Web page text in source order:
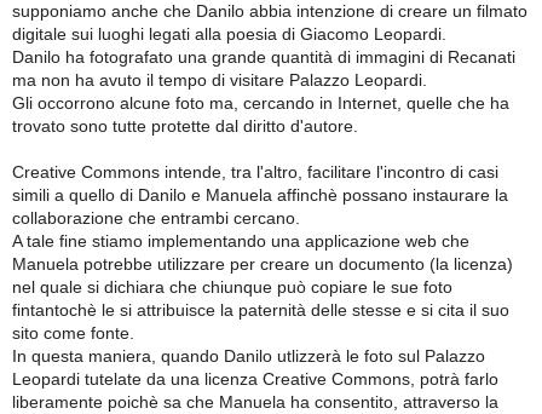
supponiamo anche che Danilo abbia intenzione di creare un filmato
digitale sui luoghi legati alla poesia di Giacomo Leopardi.
Danilo ha fotografato una grande quantità di immagini di Recanati
ma non ha avuto il tempo di visitare Palazzo Leopardi.
Gli occorrono alcune foto ma, cercando in Internet, quelle che ha
trovato sono tutte protette dal diritto d'autore.
Creative Commons intende, tra l'altro, facilitare l'incontro di casi
simili a quello di Danilo e Manuela affinchè possano instaurare la
collaborazione che entrambi cercano.
A tale fine stiamo implementando una applicazione web che
Manuela potrebbe utilizzare per creare un documento (la licenza)
nel quale si dichiara che chiunque può copiare le sue foto
fintantochè le si attribuisce la paternità delle stesse e si cita il suo
sito come fonte.
In questa maniera, quando Danilo utlizzerà le foto sul Palazzo
Leopardi tutelate da una licenza Creative Commons, potrà farlo
liberamente poichè sa che Manuela ha consentito, attraverso la